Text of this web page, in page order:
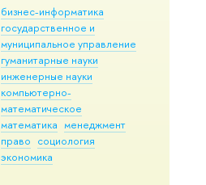
бизнес-информатика
государственное и
муниципальное управление
гуманитарные науки
инженерные науки
компьютерно-
математическое
математика менеджмент
право социология
экономика